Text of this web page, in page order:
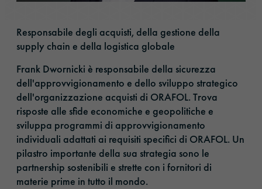
Responsabile degli acquisti, della gestione della
supply chain e della logistica globale
Frank Dwornicki è responsabile della sicurezza
dell'approvvigionamento e dello sviluppo strategico
dell'organizzazione acquisti di ORAFOL. Trova
risposte alle sfide economiche e geopolitiche e
sviluppa programmi di approvvigionamento
individuali adattati ai requisiti specifici di ORAFOL. Un
pilastro importante della sua strategia sono le
partnership sostenibili e strette con i fornitori di
materie prime in tutto il mondo.